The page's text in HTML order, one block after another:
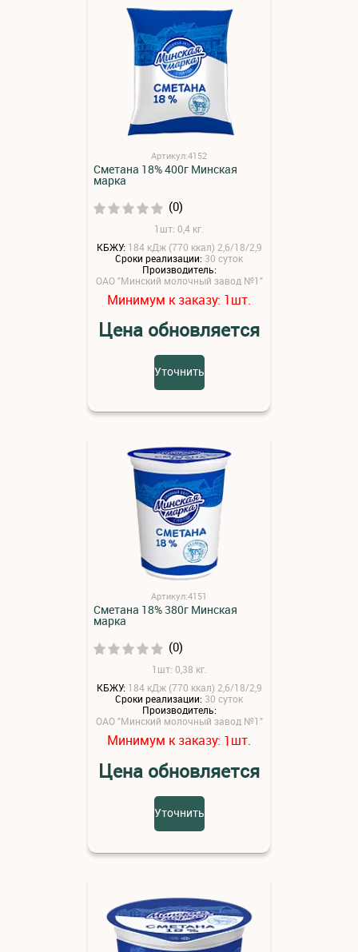
Артикул:4152
Сметана 18% 400г Минская
марка
(0)
1шт: 0,4 кг.
КБЖУ: 184 кДж (770 ккал) 2,6/18/2,9
Сроки реализации: 30 суток
Производитель:
ОАО "Минский молочный завод №1"
Минимум к заказу: 1шт.
Цена обновляется
Уточнить
Артикул:4151
Сметана 18% 380г Минская
марка
(0)
1шт: 0,38 кг.
КБЖУ: 184 кДж (770 ккал) 2,6/18/2,9
Сроки реализации: 30 суток
Производитель:
ОАО "Минский молочный завод №1"
Минимум к заказу: 1шт.
Цена обновляется
Уточнить